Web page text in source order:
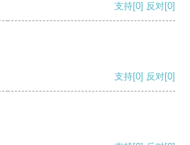
支持[0] 反对[0]
支持[0] 反对[0]